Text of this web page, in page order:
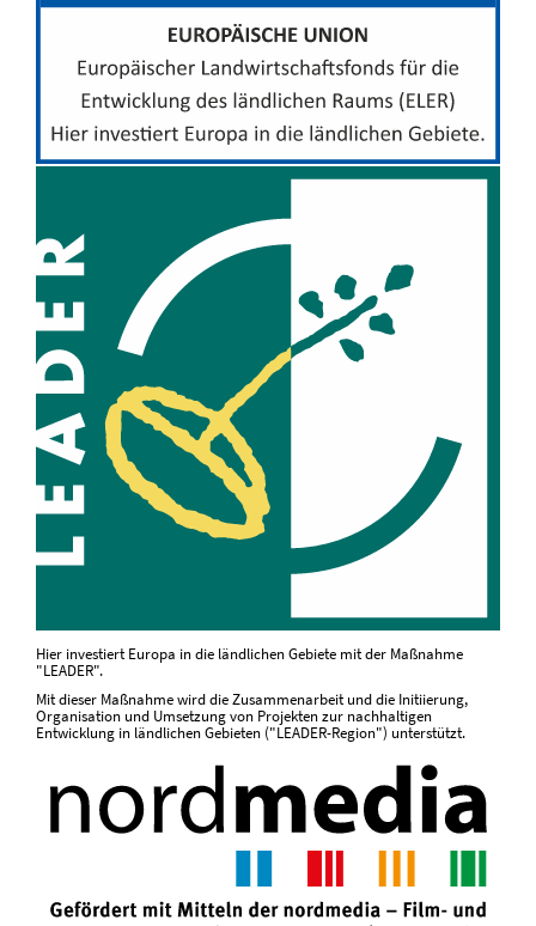
Hier investiert Europa in die ländlichen Gebiete mit der Maßnahme
"LEADER".
Mit dieser Maßnahme wird die Zusammenarbeit und die Initiierung,
Organisation und Umsetzung von Projekten zur nachhaltigen
Entwicklung in ländlichen Gebieten ("LEADER-Region") unterstützt.